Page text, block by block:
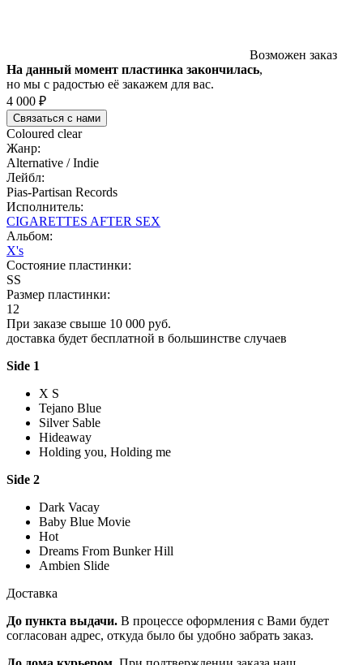
Возможен заказ
На данный момент пластинка закончилась,
но мы с радостью её закажем для вас.
4 000 ₽
Связаться с нами
Coloured clear
Жанр:
Alternative / Indie
Лейбл:
Pias-Partisan Records
Исполнитель:
CIGARETTES AFTER SEX
Альбом:
X's
Состояние пластинки:
SS
Размер пластинки:
12
При заказе свыше 10 000 руб.
доставка будет бесплатной в большинстве случаев
Side 1
X S
Tejano Blue
Silver Sable
Hideaway
Holding you, Holding me
Side 2
Dark Vacay
Baby Blue Movie
Hot
Dreams From Bunker Hill
Ambien Slide
Доставка
До пункта выдачи. В процессе оформления с Вами будет
согласован адрес, откуда было бы удобно забрать заказ.